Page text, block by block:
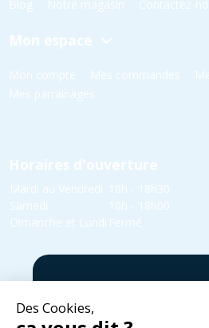
Blog Notre magasin Contactez-
Mon espace
Mon compte Mes commandes
Mes parrainages
Horaires d'ouverture
Mardi au Vendredi
10h - 18h30
Samedi
10h - 18h00
Dimanche et Lundi Fermé
5 rue Yvonne Edmond
03 24 52 05 87